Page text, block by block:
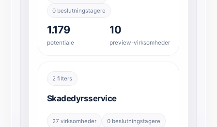
0 beslutningstagere
1.179
potentiale
10
preview-virksomheder
2 filters
Skadedyrsservice
27 virksomheder 0 beslutningstagere